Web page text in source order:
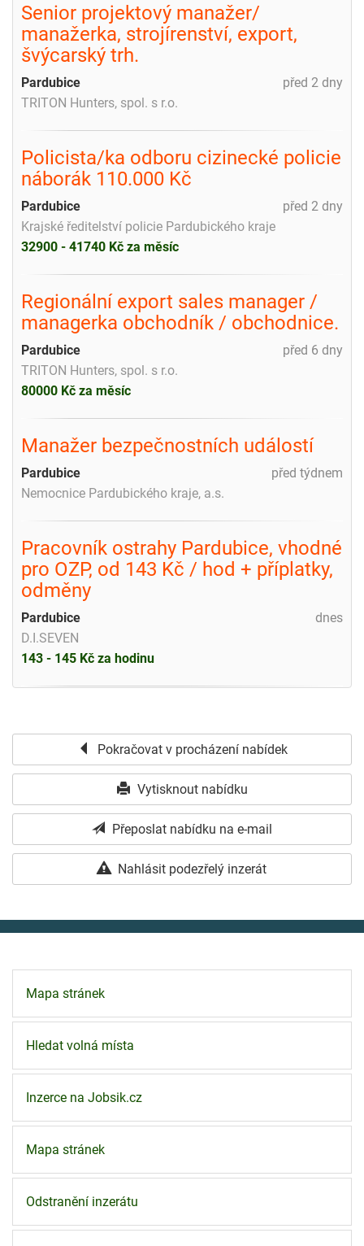
Senior projektový manažer/
manažerka, strojírenství, export,
švýcarský trh.
před 2 dny
Pardubice
TRITON Hunters, spol. s r.o.
Policista/ka odboru cizinecké policie
náborák 110.000 Kč
před 2 dny
Pardubice
Krajské ředitelství policie Pardubického kraje
32900 - 41740 Kč za měsíc
Regionální export sales manager /
managerka obchodník / obchodnice.
před 6 dny
Pardubice
TRITON Hunters, spol. s r.o.
80000 Kč za měsíc
Manažer bezpečnostních událostí
před týdnem
Pardubice
Nemocnice Pardubického kraje, a.s.
Pracovník ostrahy Pardubice, vhodné
pro OZP, od 143 Kč / hod + příplatky,
odměny
dnes
Pardubice
D.I.SEVEN
143 - 145 Kč za hodinu
Pokračovat v procházení nabídek
Vytisknout nabídku
Přeposlat nabídku na e-mail
Nahlásit podezřelý inzerát
Mapa stránek
Hledat volná místa
Inzerce na Jobsik.cz
Mapa stránek
Odstranění inzerátu